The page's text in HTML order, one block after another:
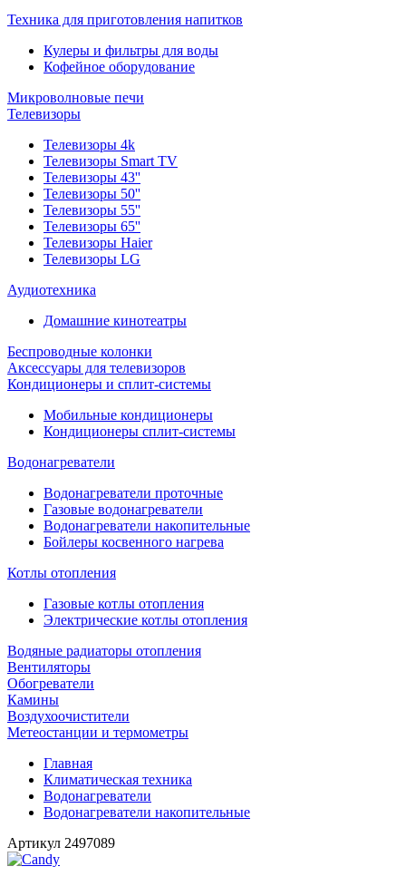
Техника для приготовления напитков
Кулеры и фильтры для воды
Кофейное оборудование
Микроволновые печи
Телевизоры
Телевизоры 4k
Телевизоры Smart TV
Телевизоры 43''
Телевизоры 50''
Телевизоры 55''
Телевизоры 65''
Телевизоры Haier
Телевизоры LG
Аудиотехника
Домашние кинотеатры
Беспроводные колонки
Аксессуары для телевизоров
Кондиционеры и сплит-системы
Мобильные кондиционеры
Кондиционеры сплит-системы
Водонагреватели
Водонагреватели проточные
Газовые водонагреватели
Водонагреватели накопительные
Бойлеры косвенного нагрева
Котлы отопления
Газовые котлы отопления
Электрические котлы отопления
Водяные радиаторы отопления
Вентиляторы
Обогреватели
Камины
Воздухоочистители
Метеостанции и термометры
Главная
Климатическая техника
Водонагреватели
Водонагреватели накопительные
Артикул 2497089